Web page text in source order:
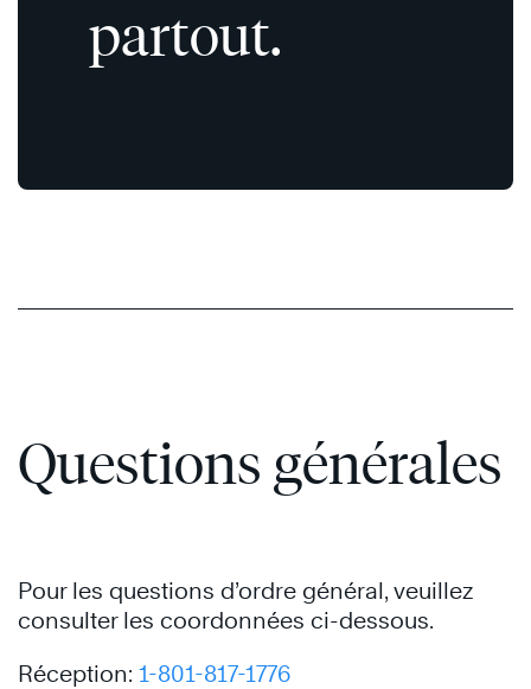
partout.
Questions générales
Pour les questions d’ordre général, veuillez
consulter les coordonnées ci-dessous.
Réception: 1-801-817-1776